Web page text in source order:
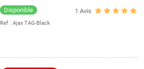
1 Avis
Disponible
Ref : Ajax TAG-Black